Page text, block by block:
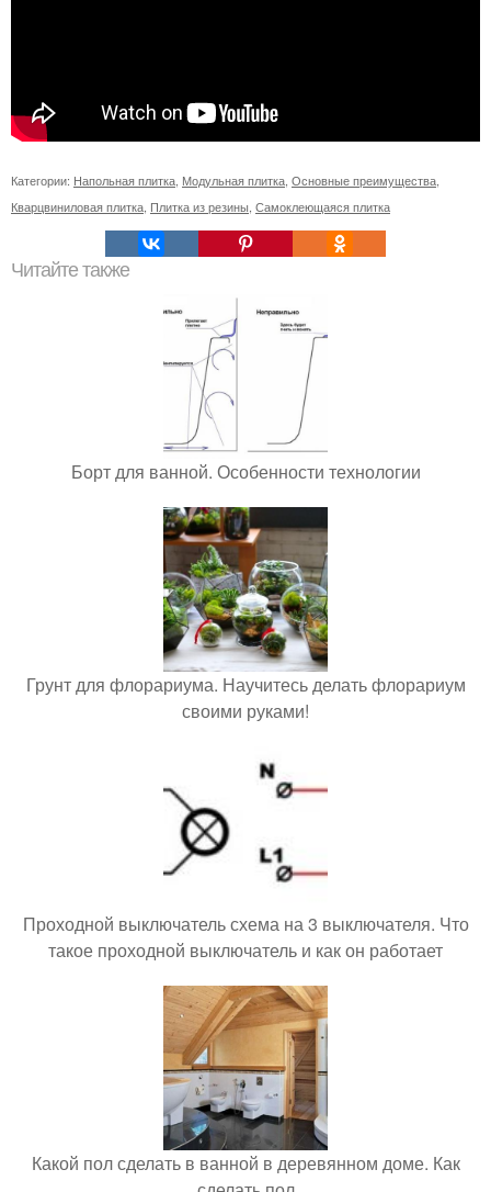
Категории: Напольная плитка Модульная плитка Основные преимущества
Кварцвиниловая плитка Плитка из резины Самоклеющаяся плитка
Читайте также
Борт для ванной. Особенности технологии
Грунт для флорариума. Научитесь делать флорариум
своими руками!
Проходной выключатель схема на 3 выключателя. Что
такое проходной выключатель и как он работает
Какой пол сделать в ванной в деревянном доме. Как